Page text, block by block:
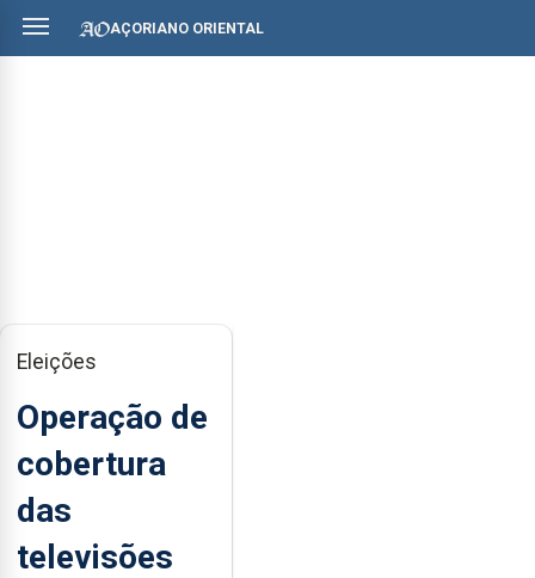
AÇORIANO ORIENTAL
Eleições
Operação de
cobertura
das
televisões